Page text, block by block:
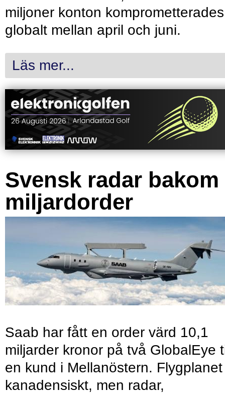
miljoner konton komprometterades
globalt mellan april och juni.
Läs mer...
Svensk radar bakom
miljardorder
Saab har fått en order värd 10,1
miljarder kronor på två GlobalEye
en kund i Mellanöstern.
kanadensiskt, men radar,